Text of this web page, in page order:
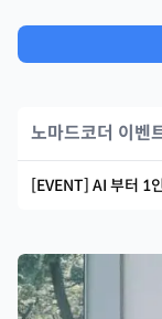
노마드코더 이벤
[EVENT] AI 부터 1